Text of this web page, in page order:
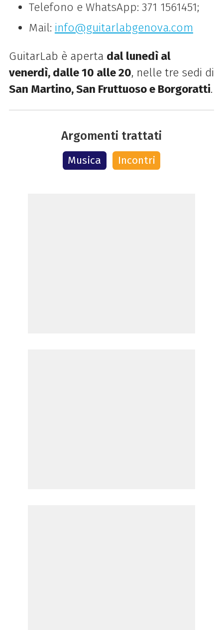
Telefono e WhatsApp: 371 1561451;
Mail: info@guitarlabgenova.com
GuitarLab è aperta dal lunedì al
venerdì, dalle 10 alle 20, nelle tre sedi di
San Martino, San Fruttuoso e Borgoratti.
Argomenti trattati
Musica Incontri